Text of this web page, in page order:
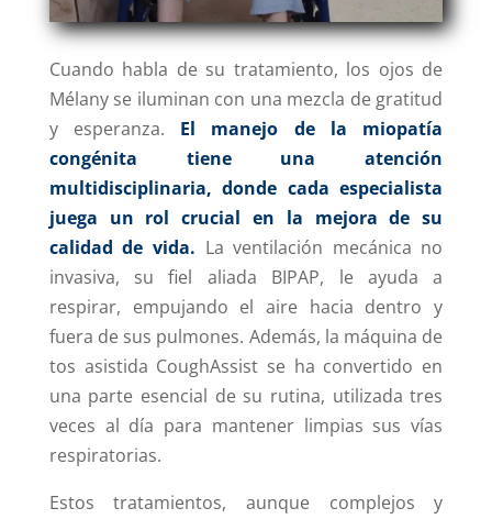
Cuando habla de su tratamiento, los ojos de
Mélany se iluminan con una mezcla de gratitud
y esperanza. El manejo de la miopatía
congénita tiene una atención
multidisciplinaria, donde cada especialista
juega un rol crucial en la mejora de su
calidad de vida. La ventilación mecánica no
invasiva, su fiel aliada BIPAP, le ayuda a
respirar, empujando el aire hacia dentro y
fuera de sus pulmones. Además, la máquina de
tos asistida CoughAssist se ha convertido en
una parte esencial de su rutina, utilizada tres
veces al día para mantener limpias sus vías
respiratorias.
Estos tratamientos, aunque complejos y